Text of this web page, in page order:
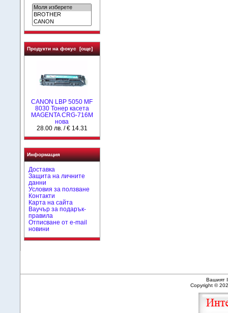
Продукти на фокус [още]
CANON LBP 5050 MF
8030 Тонер касета
MAGENTA CRG-716M
нова
28.00 лв. / € 14.31
Информация
Доставка
Защита на личните
данни
Условия за ползване
Контакти
Карта на сайта
Ваучър за подарък-
правила
Отписване от e-mail
новини
Вашият
Copyright ©